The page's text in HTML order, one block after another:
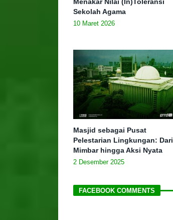
Menakar Nilai (In)Toleransi
Sekolah Agama
10 Maret 2026
Masjid sebagai Pusat
Pelestarian Lingkungan: Dari
Mimbar hingga Aksi Nyata
2 Desember 2025
FACEBOOK COMMENTS